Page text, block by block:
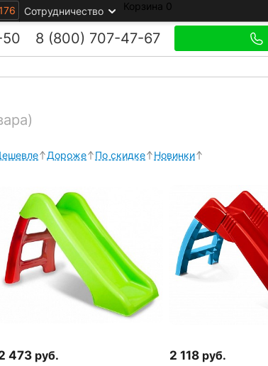
Сотрудничество Корзина 0
8 (800) 707-47-67
Дороже По скидке Новинки
473 руб. 2 118 руб.